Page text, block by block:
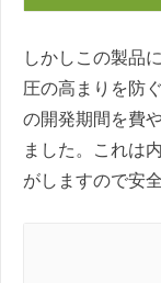
しかしこの製品
圧の高まりを防
の開発期間を費
ました。これは
がしますので安